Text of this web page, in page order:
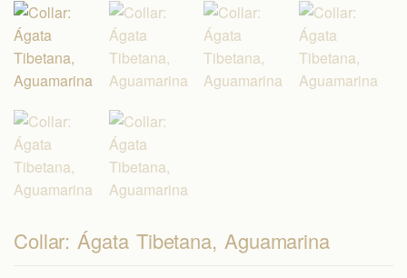
Collar: Ágata Tibetana, Aguamarina